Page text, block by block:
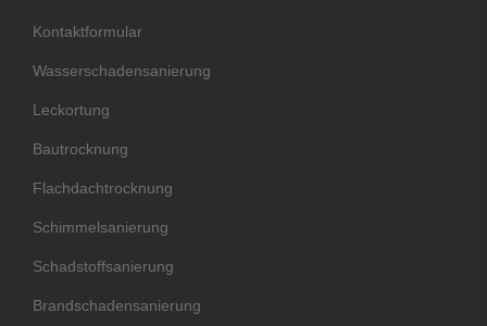
Kontaktformular
Wasserschadensanierung
Leckortung
Bautrocknung
Flachdachtrocknung
Schimmelsanierung
Schadstoffsanierung
Brandschadensanierung